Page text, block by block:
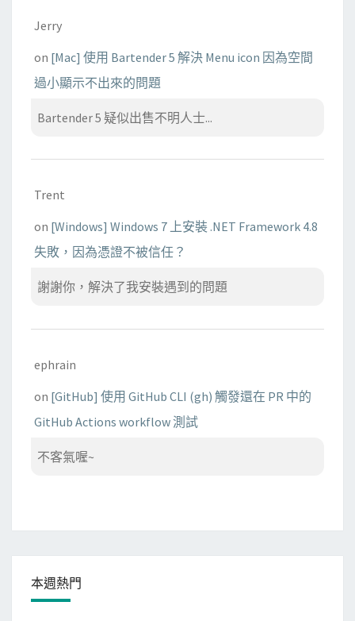
Jerry
on [Mac] 使用 Bartender 5 解決 Menu icon 因為空間
過小顯示不出來的問題
Bartender 5 疑似出售不明人士...
Trent
on [Windows] Windows 7 上安裝 .NET Framework 4.8
失敗，因為憑證不被信任？
謝謝你，解決了我安裝遇到的問題
ephrain
on [GitHub] 使用 GitHub CLI (gh) 觸發還在 PR 中的
GitHub Actions workflow 測試
不客氣喔~
本週熱門